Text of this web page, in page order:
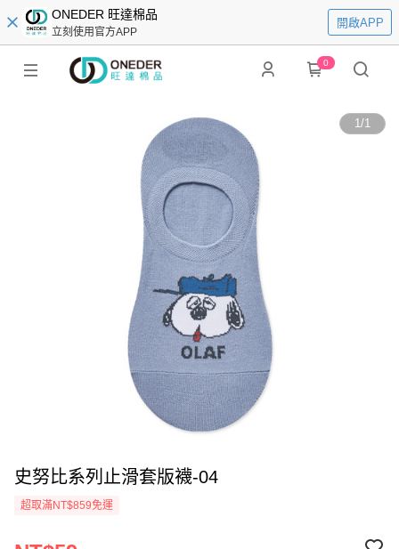
ONEDER 旺達棉品
立刻使用官方APP
開啟APP
0
1/1
史努比系列止滑套版襪-04
超取滿NT$859免運